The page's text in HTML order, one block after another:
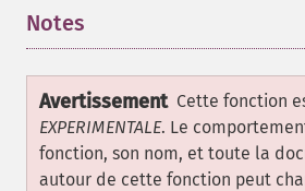
Notes
Avertissement Cette fonction
EXPERIMENTALE. Le
fonction, son nom, et toute la
autour de cette fonction peut